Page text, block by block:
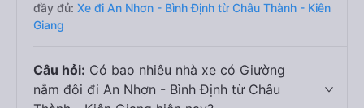
đầy đủ: Xe đi An Nhơn - Bình Định từ Châu Thành - Kiên
Giang
Câu hỏi: Có bao nhiêu nhà xe có Giường
nằm đôi đi An Nhơn - Bình Định từ Châu